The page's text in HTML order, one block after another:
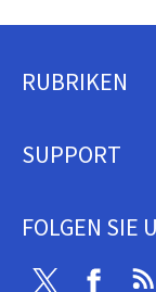
Footer
RUBRIKEN
SUPPORT
FOLGEN SIE
Twitter